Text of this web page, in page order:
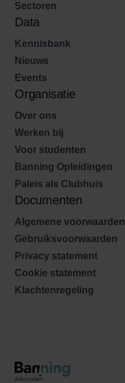
Sectoren
Data
Kennisbank
Nieuws
Events
Organisatie
Over ons
Werken bij
Voor studenten
Banning Opleidingen
Paleis als Clubhuis
Documenten
Algemene voorwaarden
Gebruiksvoorwaarden
Privacy statement
Cookie statement
Klachtenregeling